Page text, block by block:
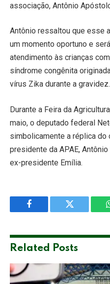
associação, Antônio
Antônio ressaltou que esse
um momento oportuno e
atendimento às crianças
síndrome congênita
vírus Zika durante a gravidez.
Durante a Feira da
maio, o deputado federal
simbolicamente a réplica do
presidente da APAE,
ex-presidente Emília.
Facebook Twitter
Related Posts